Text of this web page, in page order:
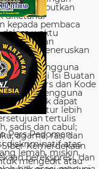
Pers Pedoman
Kemerdekaan
berekspresi, dan